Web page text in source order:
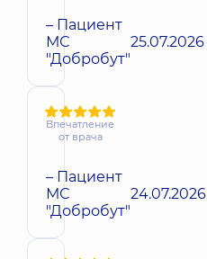
– Пациент
МС
"Добробут"
25.07.2026
Впечатление
от врача
– Пациент
МС
"Добробут"
24.07.2026